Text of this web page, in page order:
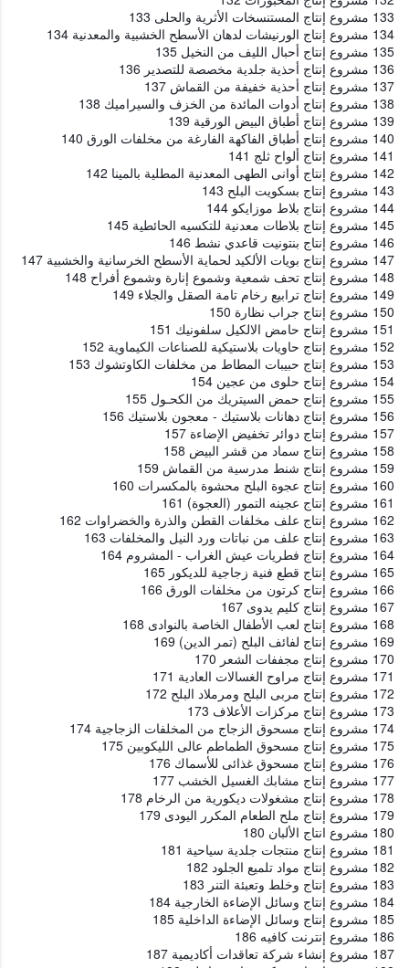
133 مشروع إنتاج المستنسخات الأثرية والحلى 133
134 مشروع إنتاج الورنيشات لدهان الأسطح الخشبية والمعدنية 134
135 مشروع إنتاج أحبال الليف من النخيل 135
136 مشروع إنتاج أحذية جلدية مخصصة للتصدير 136
137 مشروع إنتاج أحذية خفيفة من القماش 137
138 مشروع إنتاج أدوات المائدة من الخزف والسيراميك 138
139 مشروع إنتاج أطباق البيض الورقية 139
140 مشروع إنتاج أطباق الفاكهة الفارغة من مخلفات الورق 140
141 مشروع إنتاج ألواح ثلج 141
142 مشروع إنتاج أوانى الطهى المعدنية المطلية بالمينا 142
143 مشروع إنتاج بسكويت البلح 143
144 مشروع إنتاج بلاط موزايكو 144
145 مشروع إنتاج بلاطات معدنية للتكسيه الحائطية 145
146 مشروع إنتاج بنتونيت قاعدي نشط 146
147 مشروع إنتاج بويات الألكيد لحماية الأسطح الخرسانية والخشبية 147
148 مشروع إنتاج تحف شمعية وشموع إنارة وشموع أفراح 148
149 مشروع إنتاج ترابيع رخام تامة الصقل والجلاء 149
150 مشروع إنتاج جراب نظارة 150
151 مشروع إنتاج حامض الالكيل سلفونيك 151
152 مشروع إنتاج حاويات بلاستيكية للصناعات الكيماوية 152
153 مشروع إنتاج حبيبات المطاط من مخلفات الكاوتشوك 153
154 مشروع إنتاج حلوى من عجين 154
155 مشروع إنتاج حمض السيتريك من الكحـول 155
156 مشروع إنتاج دهانات بلاستيك - معجون بلاستيك 156
157 مشروع إنتاج دوائر تخفيض الإضاءة 157
158 مشروع إنتاج سماد من قشر البيض 158
159 مشروع إنتاج شنط مدرسية من القماش 159
160 مشروع إنتاج عجوة البلح محشوة بالمكسرات 160
161 مشروع إنتاج عجينه التمور (العجوة) 161
162 مشروع إنتاج علف مخلفات القطن والذرة والخضراوات 162
163 مشروع إنتاج علف من نباتات ورد النيل والمخلفات 163
164 مشروع إنتاج فطريات عيش الغراب - المشروم 164
165 مشروع إنتاج قطع فنية زجاجية للديكور 165
166 مشروع إنتاج كرتون من مخلفات الورق 166
167 مشروع إنتاج كليم يدوى 167
168 مشروع إنتاج لعب الأطفال الخاصة بالنوادى 168
169 مشروع إنتاج لفائف البلح (تمر الدين) 169
170 مشروع إنتاج مجففات الشعر 170
171 مشروع إنتاج مراوح الغسالات العادية 171
172 مشروع إنتاج مربى البلح ومرملاد البلح 172
173 مشروع إنتاج مركزات الأعلاف 173
174 مشروع إنتاج مسحوق الزجاج من المخلفات الزجاجية 174
175 مشروع إنتاج مسحوق الطماطم عالى الليكوبين 175
176 مشروع إنتاج مسحوق غذائى للأسماك 176
177 مشروع إنتاج مشابك الغسيل الخشب 177
178 مشروع إنتاج مشغولات ديكورية من الرخام 178
179 مشروع إنتاج ملح الطعام المكرر اليودى 179
180 مشروع انتاج الألبان 180
181 مشروع إنتاج منتجات جلدية سياحية 181
182 مشروع إنتاج مواد تلميع الجلود 182
183 مشروع إنتاج وخلط وتعبئة التنر 183
184 مشروع إنتاج وسائل الإضاءة الخارجية 184
185 مشروع إنتاج وسائل الإضاءة الداخلية 185
186 مشروع إنترنت كافيه 186
187 مشروع إنشاء شركة تعاقدات أكاديمية 187